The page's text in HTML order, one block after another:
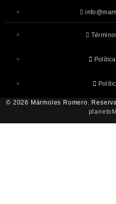
© 2026 Mármoles Romero.